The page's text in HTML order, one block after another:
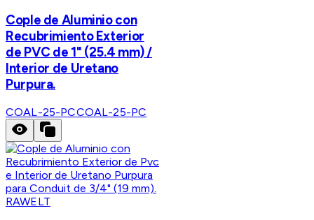
Cople de Aluminio con
Recubrimiento Exterior
de PVC de 1" (25.4 mm) /
Interior de Uretano
Purpura.
COAL-25-PCCOAL-25-PC
RAWELT